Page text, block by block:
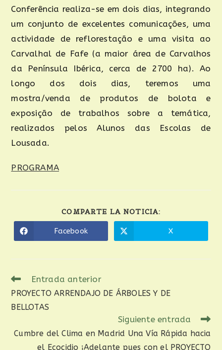
Conferência realiza-se em dois dias, integrando
um conjunto de excelentes comunicações, uma
actividade de reflorestação e uma visita ao
Carvalhal de Fafe (a maior área de Carvalhos
da Península Ibérica, cerca de 2700 ha). Ao
longo dos dois dias, teremos uma
mostra/venda de produtos de bolota e
exposição de trabalhos sobre a temática,
realizados pelos Alunos das Escolas de
Lousada.
PROGRAMA
COMPARTE LA NOTICIA:
Facebook X
Entrada anterior
PROYECTO ARRENDAJO DE ÁRBOLES Y DE
BELLOTAS
Siguiente entrada
Cumbre del Clima en Madrid Una Vía Rápida hacia
el Ecocidio ¡Adelante pues con el PROYECTO